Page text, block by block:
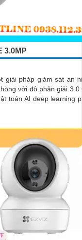
3.0MP
giải pháp giám sát an
với độ phân giải 3.0
toán AI deep learning